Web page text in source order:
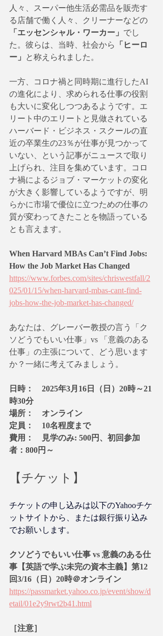
人々、スーパー他生活必需品を販売す
る店舗で働く人々、クリーナーなどの
「エッセンシャル・ワーカー」 でし
た。彼らは、当時、社会から
「ヒーロ
ー」
と称えられました。
一方、コロナ禍と同時期に進行したAI
の進化により、求められる仕事の役割
も大いに変化しつつあるようです。エ
リート中のエリートと見做されている
ハーバード・ビジネス・スクールの直
近の卒業生の23％が仕事が見つかって
いない、という記事がニュースで取り
上げられ、注目を集めています。コロ
ナ禍によるジョブ・マーケットの変化
が大きく影響しているようですが、明
らかに市場で優位に立つための仕事の
質が変わってきたことを物語っている
とも言えます。
When Harvard MBAs Can’t Find Jobs:
How the Job Market Has Changed
https://www.forbes.com/sites/chriswestfall/2
025/01/15/when-harvard-mbas-cant-find-
jobs-how-the-job-market-has-changed/
あなたは、グレーバー教授の言う「ク
ソどうでもいい仕事」vs 「意義のある
仕事」の主張について、どう思います
か？一緒に考えてみましょう。
日時：　2025年3月16日（日）20時～21
時30分
場所：　オンライン
定員：　10名程度まで
費用：　見学のみ: 500円、初回参加
者：800円～
【チケット】
チケットの申し込みは以下のYahooチケ
ットサイトから、または銀行振り込み
でお願いします。
クソどうでもいい仕事 vs 意義のある仕
事【英語で学ぶ未完の資本主義】第12
回3/16（日）20時＠オンライン
https://passmarket.yahoo.co.jp/event/show/d
etail/01e2y9rwt2b41.html
［注意］